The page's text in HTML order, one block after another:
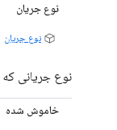
نوع جریان
نوع جریان
نوع جریانی
خاموش شده